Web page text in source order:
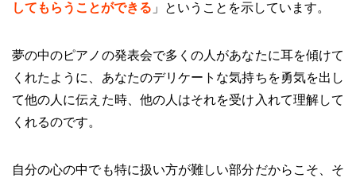
してもらうことができる 」ということを示しています。
夢の中のピアノの発表会で多くの人があなたに耳を傾けて
くれたように、あなたのデリケートな気持ちを勇気を出し
て他の人に伝えた時、他の人はそれを受け入れて理解して
くれるのです。
自分の心の中でも特に扱い方が難しい部分だからこそ、そ